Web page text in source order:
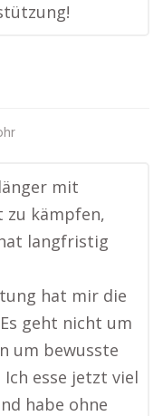
mit
zu kämpfen,
langfristig
hat mir die
geht nicht um
um bewusste
Ich esse jetzt viel
habe ohne